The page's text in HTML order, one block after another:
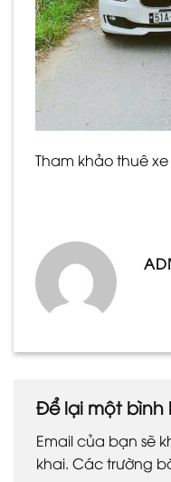
Tham khảo thuê
Để lại một bình
Email của bạn sẽ
khai. Các trường